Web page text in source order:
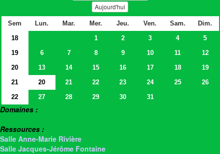
Aujourd'hui
Sem Lun. Mar. Mer. Jeu. Ven. Sam.
Dim.
18
1 2 3 4
5
19
6 7 8 9 10 11
12
20
13 14 15 16 17 18
19
21
20 21 22 23 24 25
26
22
27 28 29 30 31
Domaines :
Ressources :
Salle Anne-Marie Rivière
Salle Jacques-Jérôme Fontaine